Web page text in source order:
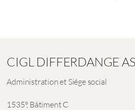
CIGL DIFFERDANGE
Administration et Siége social
1535°, Bâtiment C